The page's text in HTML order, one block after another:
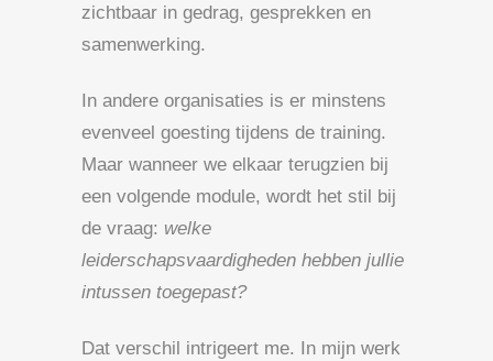
zichtbaar in gedrag, gesprekken en
samenwerking.
In andere organisaties is er minstens
evenveel goesting tijdens de training.
Maar wanneer we elkaar terugzien bij
een volgende module, wordt het stil bij
de vraag: welke
leiderschapsvaardigheden hebben jullie
intussen toegepast?
Dat verschil intrigeert me. In mijn werk